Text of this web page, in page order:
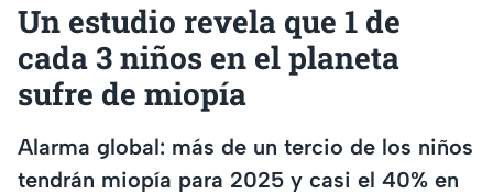
Un estudio revela que 1 de
cada 3 niños en el planeta
sufre de miopía
Alarma global: más de un tercio de los niños
tendrán miopía para 2025 y casi el 40% en